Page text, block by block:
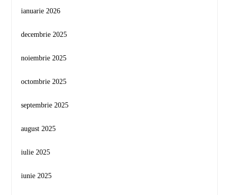
ianuarie 2026
decembrie 2025
noiembrie 2025
octombrie 2025
septembrie 2025
august 2025
iulie 2025
iunie 2025